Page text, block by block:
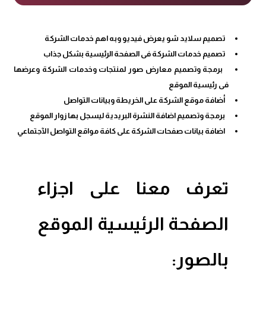
تصميم سلايد شو يعرض فيديو وبه اهم خدمات الشركة
تصميم خدمات الشركة فى الصفحة الرئيسية بشكل جذاب
برمجة وتصميم معارض صور لمنتجات وخدمات الشركة وعرضها
فى رئيسية الموقع
أضافة موقع الشركة على الخريطة وبيانات التواصل
برمجة وتصميم اضافة النشرة البريدية ليسجل بها زوار الموقع
اضافة بيانات صفحات الشركة على كافة مواقع التواصل الآجتماعي
تعرف معنا على اجزاء
الصفحة الرئيسية الموقع
بالصور: